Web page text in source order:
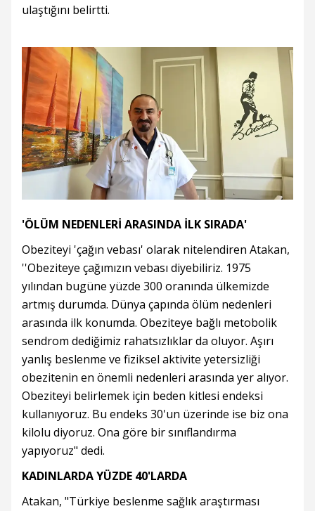
ulaştığını belirtti.
'ÖLÜM NEDENLERİ ARASINDA İLK SIRADA'
Obeziteyi 'çağın vebası' olarak nitelendiren Atakan,
''Obeziteye çağımızın vebası diyebiliriz. 1975
yılından bugüne yüzde 300 oranında ülkemizde
artmış durumda. Dünya çapında ölüm nedenleri
arasında ilk konumda. Obeziteye bağlı metobolik
sendrom dediğimiz rahatsızlıklar da oluyor. Aşırı
yanlış beslenme ve fiziksel aktivite yetersizliği
obezitenin en önemli nedenleri arasında yer alıyor.
Obeziteyi belirlemek için beden kitlesi endeksi
kullanıyoruz. Bu endeks 30'un üzerinde ise biz ona
kilolu diyoruz. Ona göre bir sınıflandırma
yapıyoruz" dedi.
KADINLARDA YÜZDE 40'LARDA
Atakan, "Türkiye beslenme sağlık araştırması